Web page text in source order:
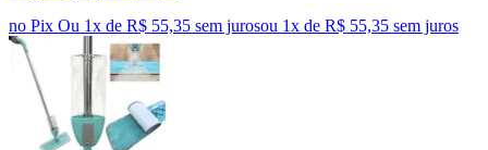
no Pix Ou 1x de R$ 55,35 sem jurosou 1x de R$ 55,35 sem juros